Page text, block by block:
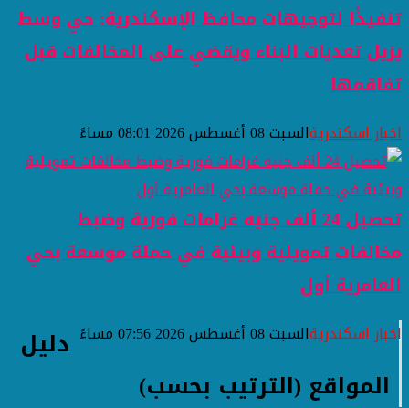
تنفيذًا لتوجيهات محافظ الإسكندرية: حي وسط
يزيل تعديات البناء ويقضي على المخالفات قبل
تفاقمها
اخبار اسكندريةالسبت 08 أغسطس 2026 08:01 مساءً
تحصيل 24 ألف جنيه غرامات فورية وضبط
مخالفات تمويلية وبيئية في حملة موسعة بحي
العامرية أول
اخبار اسكندريةالسبت 08 أغسطس 2026 07:56 مساءً
دليل
المواقع (الترتيب بحسب)